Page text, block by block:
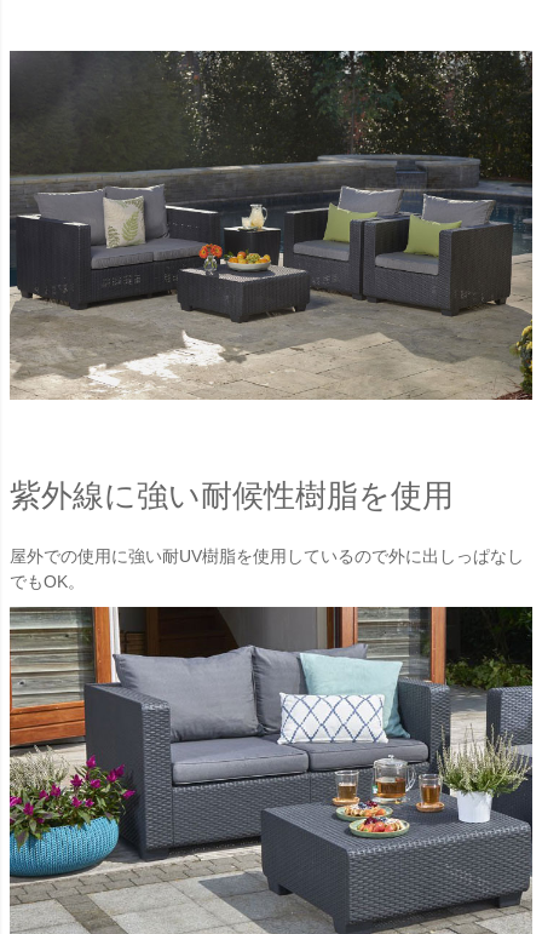
紫外線に強い耐候性樹脂を使用
屋外での使用に強い耐UV樹脂を使用しているので外に出しっぱなし
でもOK。